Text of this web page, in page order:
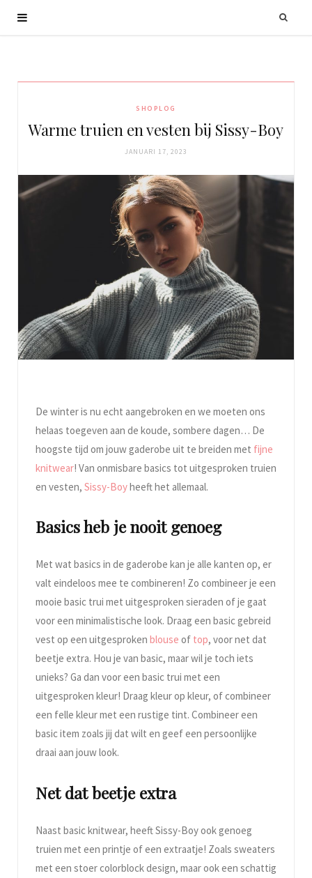
SHOPLOG
Warme truien en vesten bij Sissy-Boy
JANUARI 17, 2023
De winter is nu echt aangebroken en we moeten ons
helaas toegeven aan de koude, sombere dagen… De
hoogste tijd om jouw gaderobe uit te breiden met fijne
knitwear! Van onmisbare basics tot uitgesproken truien
en vesten, Sissy-Boyheeft het allemaal.
Basics heb je nooit genoeg
Met wat basics in de gaderobe kan je alle kanten op, er
valt eindeloos mee te combineren! Zo combineer je een
mooie basic trui met uitgesproken sieraden of je gaat
voor een minimalistische look. Draag een basic gebreid
vest op een uitgesproken blouse of top, voor net dat
beetje extra. Hou je van basic, maar wil je toch iets
unieks? Ga dan voor een basic trui met een
uitgesproken kleur! Draag kleur op kleur, of combineer
een felle kleur met een rustige tint. Combineer een
basic item zoals jij dat wilt en geef een persoonlijke
draai aan jouw look.
Net dat beetje extra
Naast basic knitwear, heeft Sissy-Boy ook genoeg
truien met een printje of een extraatje! Zoals sweaters
met een stoer colorblock design, maar ook een schattig